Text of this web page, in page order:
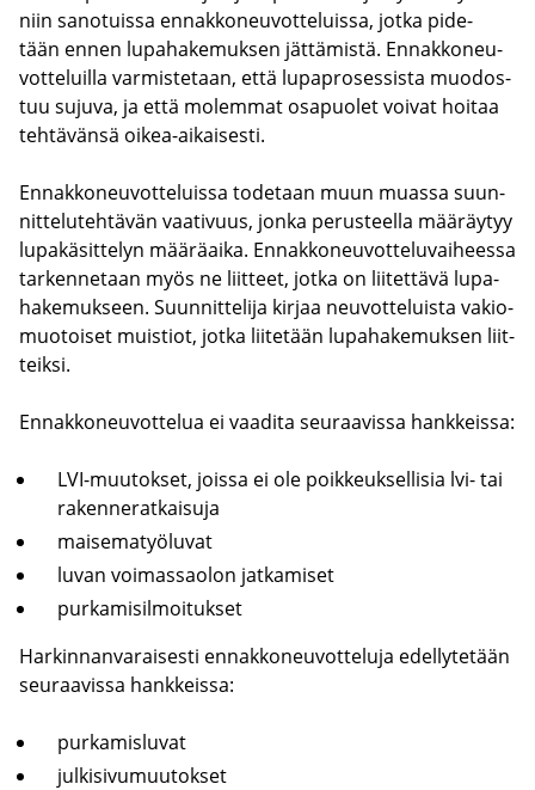
niin sa­no­tuis­sa en­nak­ko­neu­vot­te­luis­sa, jotka pi­de­
tään ennen lu­pa­ha­ke­muk­sen jät­tä­mis­tä. En­nak­ko­neu­
vot­te­luil­la var­mis­te­taan, että lu­pa­pro­ses­sis­ta muo­dos­
tuu su­ju­va, ja että mo­lem­mat os­a­puo­let voi­vat hoi­taa
teh­tä­vän­sä oikea-​aikaisesti.
En­nak­ko­neu­vot­te­luis­sa to­de­taan muun muas­sa suun­
nit­te­lu­teh­tä­vän vaa­ti­vuus, jonka pe­rus­teel­la mää­räy­tyy
lu­pa­kä­sit­te­lyn mää­rä­ai­ka. En­nak­ko­neu­vot­te­lu­vai­hees­sa
tar­ken­ne­taan myös ne liit­teet, jotka on lii­tet­tä­vä lu­pa­
ha­ke­muk­seen. Suun­nit­te­li­ja kir­jaa neu­vot­te­luis­ta va­kio­
muo­toi­set muis­tiot, jotka lii­te­tään lu­pa­ha­ke­muk­sen liit­
teik­si.
En­nak­ko­neu­vot­te­lua ei vaa­di­ta seu­raa­vis­sa hank­keis­sa:
LVI-​muutokset, jois­sa ei ole poik­keuk­sel­li­sia lvi- tai
ra­ken­ne­rat­kai­su­ja
mai­se­ma­työ­lu­vat
luvan voi­mas­sao­lon jat­ka­mi­set
pur­ka­mi­sil­moi­tuk­set
Har­kin­nan­va­rai­ses­ti en­nak­ko­neu­vot­te­lu­ja edel­ly­te­tään
seu­raa­vis­sa hank­keis­sa:
pur­ka­mis­lu­vat
jul­ki­si­vu­muu­tok­set